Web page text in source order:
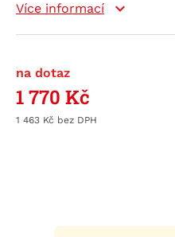
Více informací
na dotaz
1 770 Kč
1 463 Kč